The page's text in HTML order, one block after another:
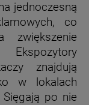
jednoczesną
co
zwiększenie
znajdują
w lokalach
po nie